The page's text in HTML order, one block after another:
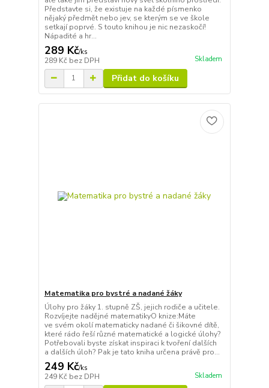
Představte si, že existuje na každé písmenko
nějaký předmět nebo jev, se kterým se ve škole
setkají poprvé. S touto knihou je nic nezaskočí!
Nápadité a hr...
289 Kč/ks
289 Kč bez DPH Skladem
Přidat do košíku
Matematika pro bystré a nadané žáky
Úlohy pro žáky 1. stupně ZŠ, jejich rodiče a učitele.
Rozvíjejte nadějné matematikyO knize:Máte
ve svém okolí matematicky nadané či šikovné dítě,
které rádo řeší různé matematické a logické úlohy?
Potřebovali byste získat inspiraci k tvoření dalších
a dalších úloh? Pak je tato kniha určena právě pro...
249 Kč/ks
249 Kč bez DPH Skladem